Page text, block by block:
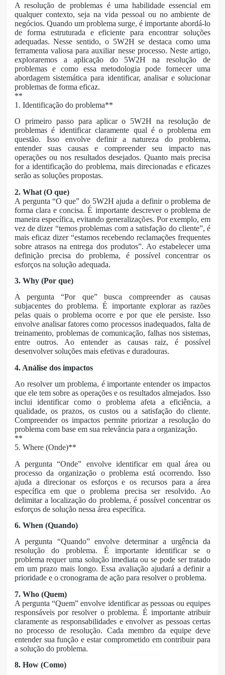
A resolução de problemas é uma habilidade essencial em
qualquer contexto, seja na vida pessoal ou no ambiente de
negócios. Quando um problema surge, é importante abordá-lo
de forma estruturada e eficiente para encontrar soluções
adequadas. Nesse sentido, o 5W2H se destaca como uma
ferramenta valiosa para auxiliar nesse processo. Neste artigo,
exploraremos a aplicação do 5W2H na resolução de
problemas e como essa metodologia pode fornecer uma
abordagem sistemática para identificar, analisar e solucionar
problemas de forma eficaz.
**
1. Identificação do problema**
O primeiro passo para aplicar o 5W2H na resolução de
problemas é identificar claramente qual é o problema em
questão. Isso envolve definir a natureza do problema,
entender suas causas e compreender seu impacto nas
operações ou nos resultados desejados. Quanto mais precisa
for a identificação do problema, mais direcionadas e eficazes
serão as soluções propostas.
2. What (O que)
A pergunta “O que” do 5W2H ajuda a definir o problema de
forma clara e concisa. É importante descrever o problema de
maneira específica, evitando generalizações. Por exemplo, em
vez de dizer “temos problemas com a satisfação do cliente”, é
mais eficaz dizer “estamos recebendo reclamações frequentes
sobre atrasos na entrega dos produtos”. Ao estabelecer uma
definição precisa do problema, é possível concentrar os
esforços na solução adequada.
3. Why (Por que)
A pergunta “Por que” busca compreender as causas
subjacentes do problema. É importante explorar as razões
pelas quais o problema ocorre e por que ele persiste. Isso
envolve analisar fatores como processos inadequados, falta de
treinamento, problemas de comunicação, falhas nos sistemas,
entre outros. Ao entender as causas raiz, é possível
desenvolver soluções mais efetivas e duradouras.
4. Análise dos impactos
Ao resolver um problema, é importante entender os impactos
que ele tem sobre as operações e os resultados almejados. Isso
inclui identificar como o problema afeta a eficiência, a
qualidade, os prazos, os custos ou a satisfação do cliente.
Compreender os impactos permite priorizar a resolução do
problema com base em sua relevância para a organização.
**
5. Where (Onde)**
A pergunta “Onde” envolve identificar em qual área ou
processo da organização o problema está ocorrendo. Isso
ajuda a direcionar os esforços e os recursos para a área
específica em que o problema precisa ser resolvido. Ao
delimitar a localização do problema, é possível concentrar os
esforços de solução nessa área específica.
6. When (Quando)
A pergunta “Quando” envolve determinar a urgência da
resolução do problema. É importante identificar se o
problema requer uma solução imediata ou se pode ser tratado
em um prazo mais longo. Essa avaliação ajudará a definir a
prioridade e o cronograma de ação para resolver o problema.
7. Who (Quem)
A pergunta “Quem” envolve identificar as pessoas ou equipes
responsáveis por resolver o problema. É importante atribuir
claramente as responsabilidades e envolver as pessoas certas
no processo de resolução. Cada membro da equipe deve
entender sua função e estar comprometido em contribuir para
a solução do problema.
8. How (Como)